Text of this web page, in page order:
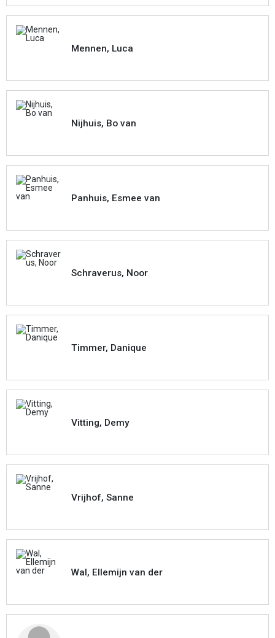
Mennen, Luca
Nijhuis, Bo van
Panhuis, Esmee van
Schraverus, Noor
Timmer, Danique
Vitting, Demy
Vrijhof, Sanne
Wal, Ellemijn van der